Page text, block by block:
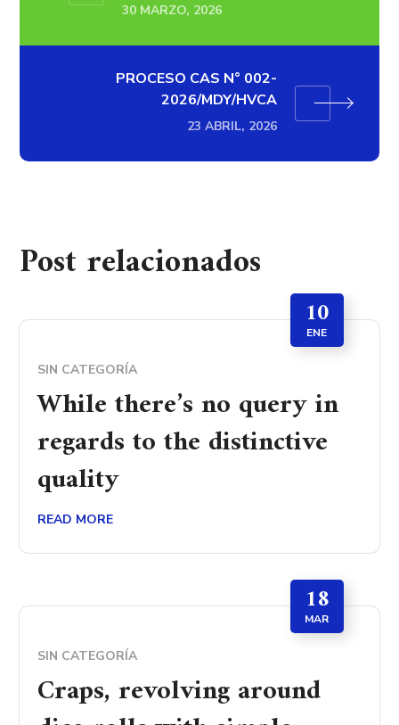
30 MARZO, 2026
PROCESO CAS N° 002-
2026/MDY/HVCA
23 ABRIL, 2026
Post relacionados
10
ENE
SIN CATEGORÍA
While there’s no query in
regards to the distinctive
quality
READ MORE
18
MAR
SIN CATEGORÍA
Craps, revolving around